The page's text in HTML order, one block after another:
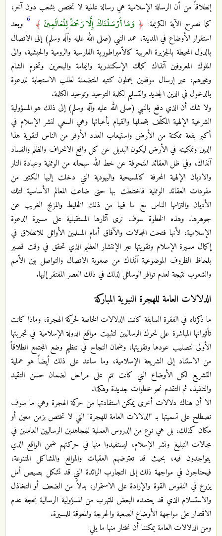
إنطلاقاً من أن الرسالة الإسلامية هي رسالة عالمية لا تختص بشعب دون آخر،
كما تصرح الآية الكريمة: ﴿ وَمَا أَرْسَلْنَاكَ إِلَّا رَحْمَةً لِلْعَالَمِينَ﴾ 6 وبعد
استقرار الأوضاع في المدينة، عمد النبي (صلى الله عليه وآله وسلم) إلى الاتصال
بالدول المحيطة بالجزيرة العربية كالأمبراطورية الفارسية والرومية والحبشية، والى
الملوك المعروفين آنذاك كملك الإسكندرية واليمامة والبحرين وتخوم الشام
وغيرهم، عبر إرسال موفدين يحملون كتبه المتضمنة لطلب الاستجابة للدعوة
بالدخول في الدين الجديد والتسليم لكلمة التوحيد وتوحيد الكلمة.
ولا شك أن الذي دفع بالنبي (صلى الله عليه وآله وسلم) إلى ذلك هو المسؤولية
الشرعية الإلهية المكلّف بتحملها والقيام بأعبائها وهي السعي لنشر الإسلام في
أكبر بقعة ممكنة من الأرض واستيعاب العدد الأوفر من الناس لتقوية هذا
الدين وتمكينه في الأرض ليكون البديل عن كل واقع الانحراف والظلم والفساد
آنذاك، وفي ظل العقائد المنحرفة عن خط الله سبحانه من الوثنية وعبادة النار
والاديان الإلهية المحرفة كالمسيحية واليهودية التي دخلت إليها الكثير من
مفردات العقائد الوثنية فاختلطت بها حتى ضاعت المعالم الأساسية لتلك
الأديان والتزامها الناس مع ما فيها من ذلك الخليط والمزيج الغريب عن
جوهرها. وهذه الخطوة سوف نرى آثارها المستقبلية على مسيرة الدعوة
الإسلامية، لأنها فتحت المجالات والآفاق أمام المسلمين الأوائل للانطلاق في
إكمال مسيرة الإسلام وتقويتها عبر الإنتشار العظيم الذي تحقق في وقت قصير
بلحاظ الظروف الموضوعية آنذاك من صعوبة الاتصال والتواصل بين الأمم
والشعوب نتيجة لعدم توافر الوسائل لذلك في ذلك العصر المفتقر إليها.
الدلالات العامة للهجرة النبوية المباركة
ما ذكرناه في الفقرة السابقة كانت الدلالات الخاصة لحركة الهجرة، وماذا كانت
تأثيراتها المباشرة على تحرك الرساليين لتثبيت مواقع الدولة الإسلامية في تجربتها
الأولى لتصليب عودها وتقويتها، وضمان النجاح في تنظيم وضع المجتمع انطلاقاً
من الاستناد إلى الشريعة الإسلامية، وما ساعد على ذلك أيضاً هو عملية
التشريع لكل الأوضاع التي كانت تتم على مراحل لضمان حسن التقيد
والتنفيذ، ثم التقدم نحو خطوات جديدة وهكذا.
الا أن هناك دلالات أخرى يمكن استفادتها من حركة الهجرة وهي ما سوف
نصطلح على تسميتها بـ "الدلالات العامة للهجرة" التي لا تختص بزمن معين أو
مكان كذلك، بل هي نوع من الدروس العملية للمجاهدين الرساليين العاملين في
مجالات التبليغ ونشر الإسلام، ليستفيدوا منها في حركتهم ضمن الواقع الذي
يتواجدون فيه، بحيث قد تعترضهم العقبات والموانع والمشاكل المتنوعة،
فيحتاجون في مواجهة ذلك إلى التجارب الرائدة التي قد تشكل بصيص أمل
يزرع في النفوس القوة والإرادة على الاستمرار، بدلاً من الضعف أو التخاذل
والاستسلام الذي قد يعتمده البعض للتهرب من المسؤولية الرسالية بحجة عدم
الاقتدار على مواجهة الأوضاع الصعبة والحرجة والمعوقة للمسيرة.
ومن الدلالات العامة يمكننا أن نختار منها ما يلي: